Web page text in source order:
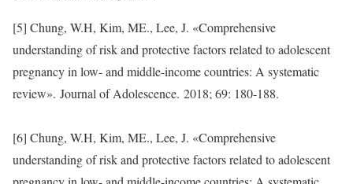
[5] Chung, W.H, Kim, ME., Lee, J. «Comprehensive
understanding of risk and protective factors related to adolescent
pregnancy in low- and middle-income countries: A systematic
review». Journal of Adolescence. 2018; 69: 180-188.
[6] Chung, W.H, Kim, ME., Lee, J. «Comprehensive
understanding of risk and protective factors related to adolescent